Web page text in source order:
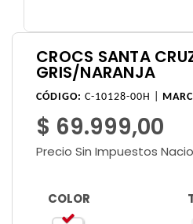
CROCS SANTA
GRIS/NARANJA
CÓDIGO: C-10128-00H |
$ 69.999,00
Precio Sin Impuestos
COLOR